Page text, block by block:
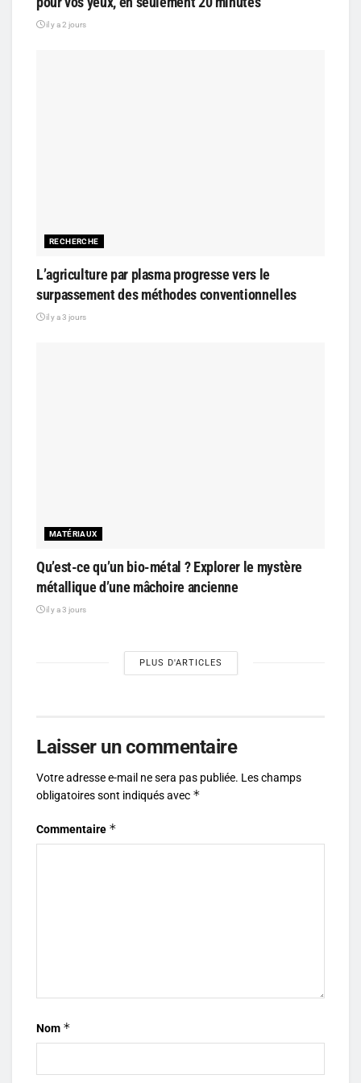
il y a 2 jours
RECHERCHE
L’agriculture par plasma progresse vers le
surpassement des méthodes conventionnelles
il y a 3 jours
MATÉRIAUX
Qu’est-ce qu’un bio-métal ? Explorer le mystère
métallique d’une mâchoire ancienne
il y a 3 jours
PLUS D'ARTICLES
Laisser un commentaire
Votre adresse e-mail ne sera pas publiée. Les champs
obligatoires sont indiqués avec *
Commentaire *
Nom *